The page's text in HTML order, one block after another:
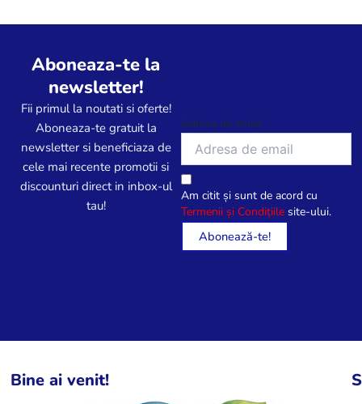
Aboneaza-te la
newsletter!
Fii primul la noutati si oferte!
Aboneaza-te gratuit la
newsletter si beneficiaza de
cele mai recente promotii si
discounturi direct in inbox-ul
tau!
Adresa de email
Am citit și sunt de acord cu
Termenii și Condițiile site-ului.
Bine ai venit!